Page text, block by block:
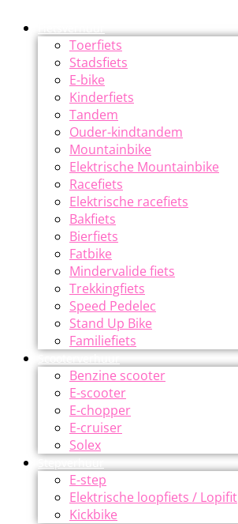
Toerfiets
Stadsfiets
E-bike
Kinderfiets
Tandem
Ouder-kindtandem
Mountainbike
Elektrische Mountainbike
Racefiets
Elektrische racefiets
Bakfiets
Bierfiets
Fatbike
Mindervalide fiets
Trekkingfiets
Speed Pedelec
Stand Up Bike
Familiefiets
Scooterverhuur
Benzine scooter
E-scooter
E-chopper
E-cruiser
Solex
Stepverhuur
E-step
Elektrische loopfiets / Lopifit
Kickbike